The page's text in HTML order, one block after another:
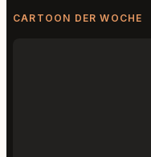
CARTOON DER WOCHE